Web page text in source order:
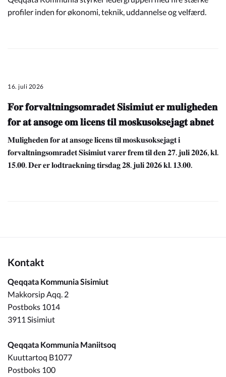
profiler inden for økonomi, teknik, uddannelse og velfærd.
16. juli 2026
𝐅𝐨𝐫 𝐟𝐨𝐫𝐯𝐚𝐥𝐭𝐧𝐢𝐧𝐠𝐬𝐨𝐦𝐫𝐚𝐝𝐞𝐭 𝐒𝐢𝐬𝐢𝐦𝐢𝐮𝐭 𝐞𝐫 𝐦𝐮𝐥𝐢𝐠𝐡𝐞𝐝𝐞𝐧
𝐟𝐨𝐫 𝐚𝐭 𝐚𝐧𝐬𝐨𝐠𝐞 𝐨𝐦 𝐥𝐢𝐜𝐞𝐧𝐬 𝐭𝐢𝐥 𝐦𝐨𝐬𝐤𝐮𝐬𝐨𝐤𝐬𝐞𝐣𝐚𝐠𝐭 𝐚𝐛𝐧𝐞𝐭
𝐌𝐮𝐥𝐢𝐠𝐡𝐞𝐝𝐞𝐧 𝐟𝐨𝐫 𝐚𝐭 𝐚𝐧𝐬𝐨𝐠𝐞 𝐥𝐢𝐜𝐞𝐧𝐬 𝐭𝐢𝐥 𝐦𝐨𝐬𝐤𝐮𝐬𝐨𝐤𝐬𝐞𝐣𝐚𝐠𝐭 𝐢
𝐟𝐨𝐫𝐯𝐚𝐥𝐭𝐧𝐢𝐧𝐠𝐬𝐨𝐦𝐫𝐚𝐝𝐞𝐭 𝐒𝐢𝐬𝐢𝐦𝐢𝐮𝐭 𝐯𝐚𝐫𝐞𝐫 𝐟𝐫𝐞𝐦 𝐭𝐢𝐥 𝐝𝐞𝐧 𝟐𝟕. 𝐣𝐮𝐥𝐢 𝟐𝟎𝟐𝟔, 𝐤𝐥.
𝟏𝟓.𝟎𝟎. 𝐃𝐞𝐫 𝐞𝐫 𝐥𝐨𝐝𝐭𝐫𝐚𝐞𝐤𝐧𝐢𝐧𝐠 𝐭𝐢𝐫𝐬𝐝𝐚𝐠 𝟐𝟖. 𝐣𝐮𝐥𝐢 𝟐𝟎𝟐𝟔 𝐤𝐥. 𝟏𝟑.𝟎𝟎.
Kontakt
Qeqqata Kommunia Sisimiut
Makkorsip Aqq. 2
Postboks 1014
3911 Sisimiut
Qeqqata Kommunia Maniitsoq
Kuuttartoq B1077
Postboks 100